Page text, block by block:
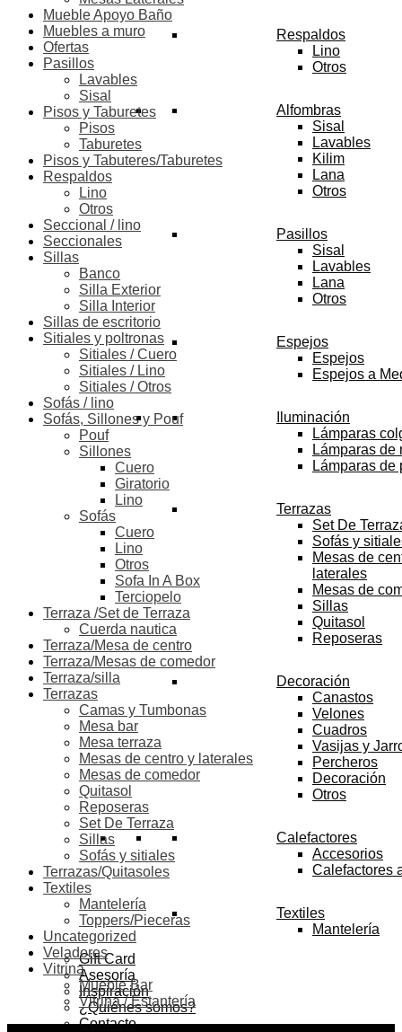
Respaldos
Lino
Otros
Alfombras
Sisal
Lavables
Kilim
Lana
Otros
Pasillos
Sisal
Lavables
Lana
Otros
Espejos
Espejos
Espejos a
Iluminación
Lámparas
Lámparas de
Lámparas de
Terrazas
Set De
Sofás y
Mesas de
laterales
Mesas de
Sillas
Quitasol
Reposeras
Decoración
Canastos
Velones
Cuadros
Vasijas y
Percheros
Decoración
Otros
Calefactores
Accesorios
Calefactores
Textiles
Mantelería
Gift Card
Asesoría
Inspiración
¿Quiénes somos?
Contacto
Mueble Apoyo Baño
Muebles a muro
Ofertas
Pasillos
Lavables
Sisal
Pisos y Taburetes
Pisos
Taburetes
Pisos y Tabuteres/Taburetes
Respaldos
Lino
Otros
Seccional / lino
Seccionales
Sillas
Banco
Silla Exterior
Silla Interior
Sillas de escritorio
Sitiales y poltronas
Sitiales / Cuero
Sitiales / Lino
Sitiales / Otros
Sofás / lino
Sofás, Sillones y Pouf
Pouf
Sillones
Cuero
Giratorio
Lino
Sofás
Cuero
Lino
Otros
Sofa In A Box
Terciopelo
Terraza /Set de Terraza
Cuerda nautica
Terraza/Mesa de centro
Terraza/Mesas de comedor
Terraza/silla
Terrazas
Camas y Tumbonas
Mesa bar
Mesa terraza
Mesas de centro y laterales
Mesas de comedor
Quitasol
Reposeras
Set De Terraza
Sillas
Sofás y sitiales
Terrazas/Quitasoles
Textiles
Mantelería
Toppers/Pieceras
Uncategorized
Veladores
Vitrina
Mueble Bar
Vitrina / Estantería